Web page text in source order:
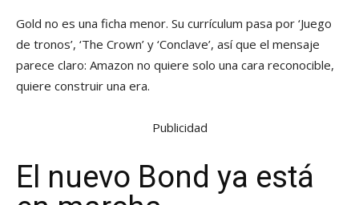
Gold no es una ficha menor. Su currículum pasa por ‘Juego
de tronos’, ‘The Crown’ y ‘Conclave’, así que el mensaje
parece claro: Amazon no quiere solo una cara reconocible,
quiere construir una era.
Publicidad
El nuevo Bond ya está